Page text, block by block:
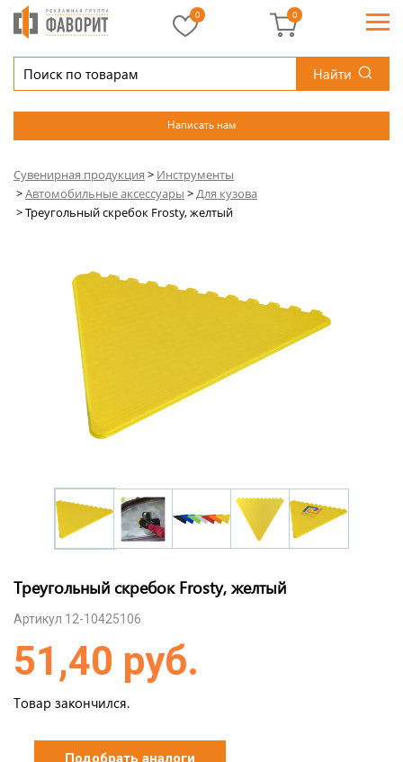
Найти
Написать нам
0 0
Сувенирная продукция > Инструменты
>Автомобильные аксессуары >Для кузова
>Треугольный скребок Frosty, желтый
Треугольный скребок Frosty, желтый
Артикул 12-10425106
51,40 руб.
Товар закончился.
Подобрать аналоги